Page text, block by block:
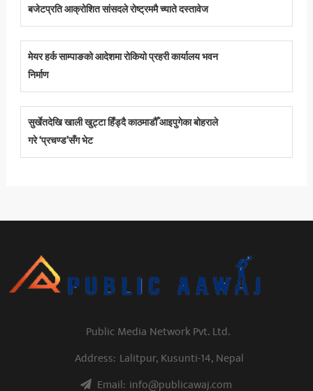
बजेटप्रति आक्रोशित सांसदले रोष्ट्रममै च्याते दस्तावेज
मेयर हर्क साम्पाङको आदेशमा रोकियो प्रहरी कार्यालय भवन
निर्माण
सुर्खेतदेखि खाली खुट्टा हिँड्दै काठमाडौँ आइपुगेका बोहराले
गरे ‘प्रचण्ड’सँग भेट
Public Media Network Pvt. Ltd.
Address: Lalitpur, Kusunti-14, Nepal
Email: info@publicawaj.com